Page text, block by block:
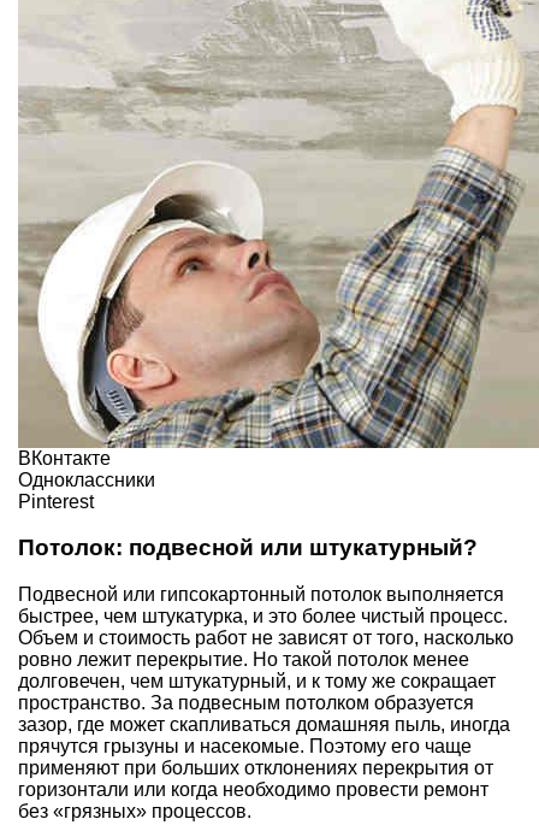
ВКонтакте
Одноклассники
Pinterest
Потолок: подвесной или штукатурный?
Подвесной или гипсокартонный потолок выполняется
быстрее, чем штукатурка, и это более чистый процесс.
Объем и стоимость работ не зависят от того, насколько
ровно лежит перекрытие. Но такой потолок менее
долговечен, чем штукатурный, и к тому же сокращает
пространство. За подвесным потолком образуется
зазор, где может скапливаться домашняя пыль, иногда
прячутся грызуны и насекомые. Поэтому его чаще
применяют при больших отклонениях перекрытия от
горизонтали или когда необходимо провести ремонт
без «грязных» процессов.